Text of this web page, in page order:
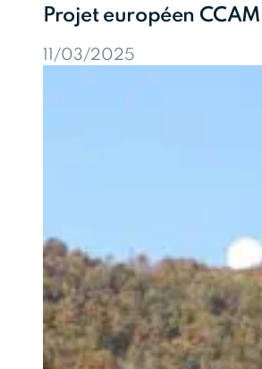
Projet européen
11/03/2025